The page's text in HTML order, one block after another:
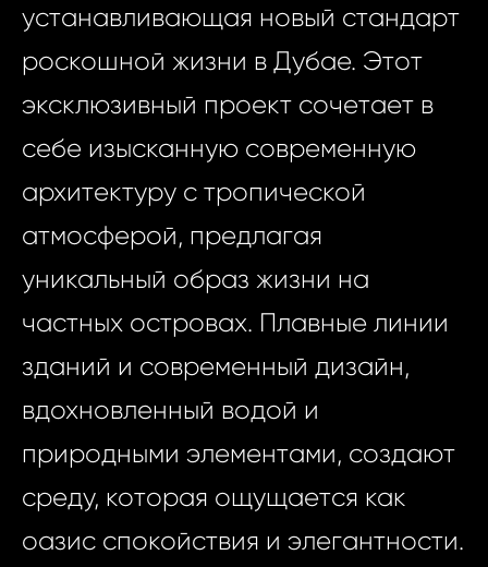
устанавливающая новый стандарт
роскошной жизни в Дубае. Этот
эксклюзивный проект сочетает в
себе изысканную современную
архитектуру с тропической
атмосферой, предлагая
уникальный образ жизни на
частных островах. Плавные линии
зданий и современный дизайн,
вдохновленный водой и
природными элементами, создают
среду, которая ощущается как
оазис спокойствия и элегантности.